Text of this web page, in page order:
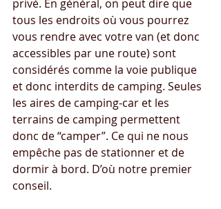
privé. En général, on peut dire que
tous les endroits où vous pourrez
vous rendre avec votre van (et donc
accessibles par une route) sont
considérés comme la voie publique
et donc interdits de camping. Seules
les aires de camping-car et les
terrains de camping permettent
donc de “camper”. Ce qui ne nous
empêche pas de stationner et de
dormir à bord. D’où notre premier
conseil.